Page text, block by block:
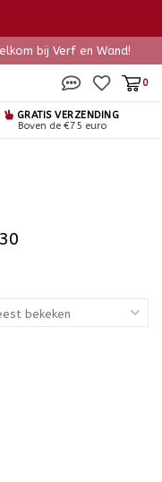
bij Verf en Wand!
0
GRATIS VERZENDING
Boven de €75 euro